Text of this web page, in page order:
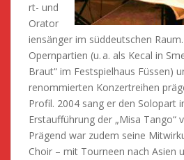
rt- und
Orator
iensänger im süddeutschen
Opernpartien (u. a. als Kecal in
Braut“ im Festspielhaus Füssen)
renommierten Konzertreihen
Profil. 2004 sang er den Solopart
Erstaufführung der „Misa Tango“
Prägend war zudem seine
Choir – mit Tourneen nach Asien